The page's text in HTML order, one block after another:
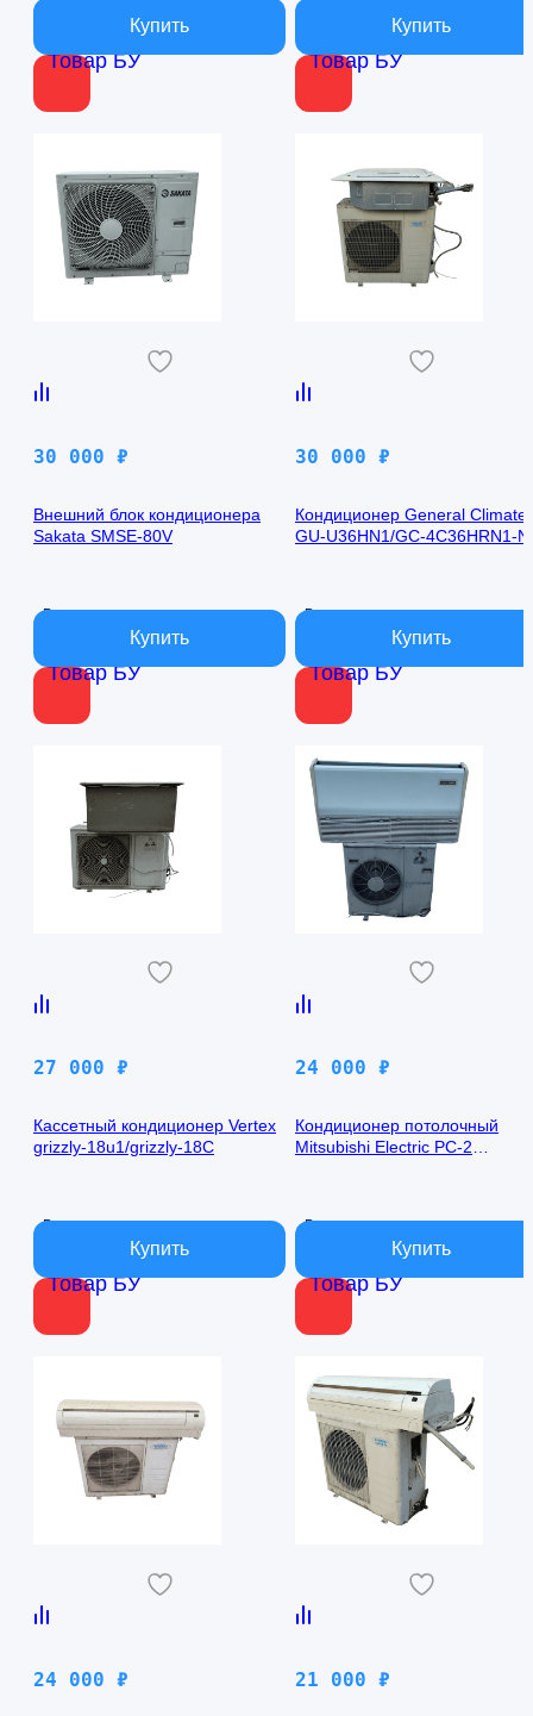
Товар БУ Товар БУ
Товар БУ
30 000 ₽
Внешний блок кондиционера
Sakata SMSE-80V
В наличии
Товар БУ
30 000 ₽
Кондиционер General Climate
GU-U36HN1/GC-4C36HRN1-N
В наличии
Товар БУ
27 000 ₽
Кассетный кондиционер Vertex
grizzly-18u1/grizzly-18C
В наличии
Товар БУ
24 000 ₽
Кондиционер потолочный
Mitsubishi Electric PC-2
В наличии
24 000 ₽ 21 000 ₽